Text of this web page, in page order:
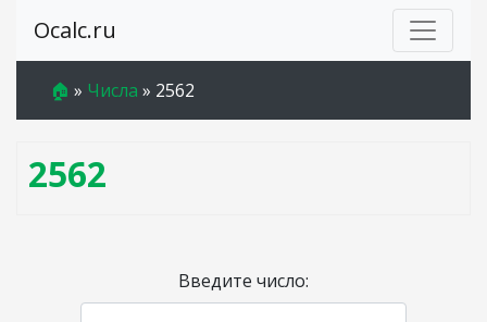
Ocalc.ru
🏠 » Числа » 2562
2562
Введите число: